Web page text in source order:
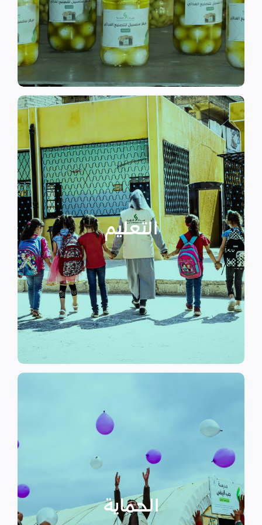
الى الاهتمام بالمشاريع التنموية.
اقرأ المزيد
التعليم
التعليم
نهدف إلى توفير مناهج التعليم غير
الرسمي وبرامج التوعية التي
تستهدف الناشئين والأطفال مما
يساهم في تعزيز السلام و دعم
الأطفال المنقطعين عن العملية
التعليمية أو المتأخرين عن المراحل
الدراسية بسبب الصراع القائم.
اقرأ المزيد
الحماية
الحماية
الأسر المهمشة والتي ترأسها إناث
عبر تعزيز المساعدة الإنسانية التي
تراعي الأمور الخاصة بالنوع
الاجتماعي “الجنساني” مع التركيز